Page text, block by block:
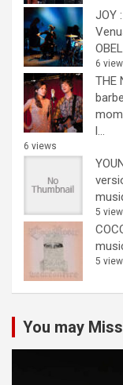
JOY
6
THE
l...
6 views
5
5
You may